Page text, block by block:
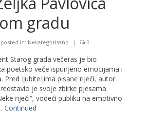
gradu
posted in: Nekategorisano | 0
Starog grada večeras je bio
poetsko veče ispunjeno emocijama i
Pred ljubiteljima pisane riječi, autor
je svoje zbirke pjesama
riječi“, vodeći publiku na emotivno
Continued